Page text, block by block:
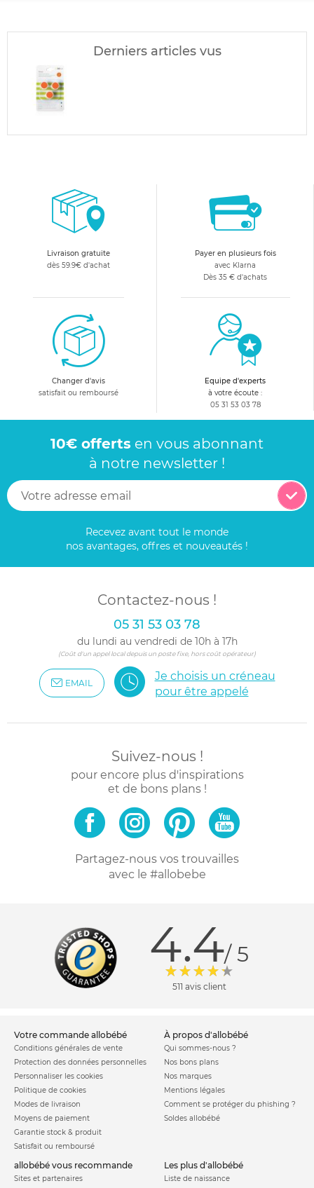
Derniers articles vus
Livraison gratuite
dès 59.9€ d'achat
Payer en plusieurs fois
avec Klarna
Dès 35 € d'achats
Changer d'avis
satisfait ou remboursé
Equipe d'experts
à votre écoute :
05 31 53 03 78
10€ offerts en vous abonnant
à notre newsletter !
Recevez avant tout le monde
nos avantages, offres et nouveautés !
Contactez-nous !
05 31 53 03 78
du lundi au vendredi de 10h à 17h
(Coût d'un appel local depuis un poste fixe, hors coût opérateur)
EMAIL
Je choisis un créneau
pour être appelé
Suivez-nous !
pour encore plus d'inspirations
et de bons plans !
Partagez-nous vos trouvailles
avec le #allobebe
4.4/ 5
511 avis client
votre commande allobébé
Conditions générales de vente
Protection des données personnelles
Personnaliser les cookies
Politique de cookies
Modes de livraison
Moyens de paiement
Garantie stock & produit
Satisfait ou remboursé
à propos d'allobébé
Qui sommes-nous ?
Nos bons plans
Nos marques
Mentions légales
Comment se protéger du phishing ?
Soldes allobébé
allobébé vous recommande
Sites et partenaires
les plus d'allobébé
Liste de naissance